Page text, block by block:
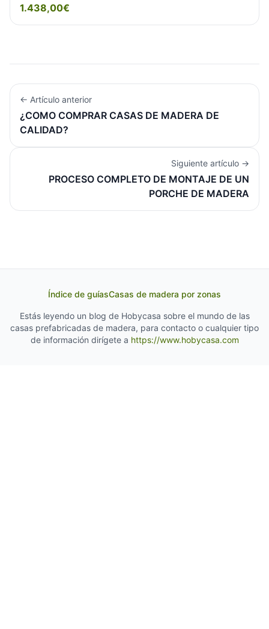
1.438,00€
← Artículo anterior
¿COMO COMPRAR CASAS DE MADERA DE
CALIDAD?
Siguiente artículo →
PROCESO COMPLETO DE MONTAJE DE UN
PORCHE DE MADERA
Índice de guíasCasas de madera por zonas
Estás leyendo un blog de Hobycasa sobre el mundo de las
casas prefabricadas de madera, para contacto o cualquier tipo
de información dirígete a https://www.hobycasa.com